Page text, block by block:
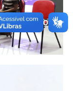
SERRANO,